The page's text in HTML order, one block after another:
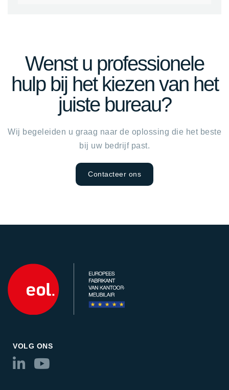
Wenst u professionele
hulp bij het kiezen van het
juiste bureau?
Wij begeleiden u graag naar de oplossing die het beste
bij uw bedrijf past.
Contacteer ons
VOLG ONS